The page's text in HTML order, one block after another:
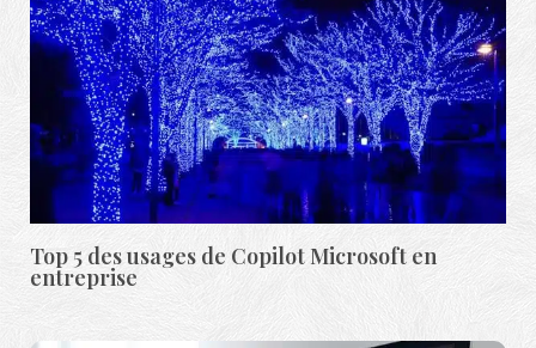
Top 5 des usages de Copilot Microsoft en
entreprise